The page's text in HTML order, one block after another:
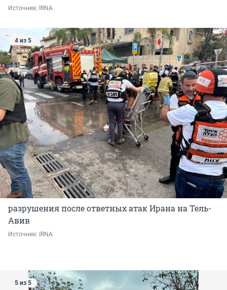
Источник: IRNA
4 из 5
разрушения после ответных атак Ирана на Тель-
Авив
Источник: IRNA
5 из 5